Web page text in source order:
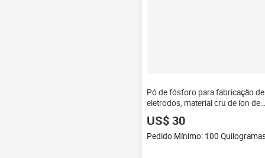
Pó de fósforo para fabricação de
eletrodos, material cru de íon de
lítio, fósforo de ferro lifepo4 ldp
US$ 30
Pedido Mínimo: 100